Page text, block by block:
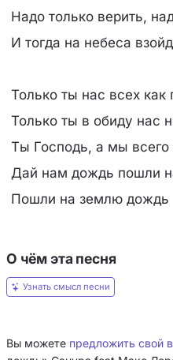
Надо только верить,
И тогда на небеса
Только ты нас всех
Только ты в обиду нас
Ты Господь, а мы
Дай нам дождь пошли
Пошли на землю дождь
О чём эта песня
Узнать смысл песни
Вы можете предложить свой